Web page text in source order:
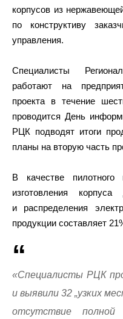
корпусов из
по конструктиву
управления.
Специалисты
работают на
проекта в течение
проводится День
РЦК подводят итоги
планы на вторую часть
В качестве
изготовления
и распределения
продукции составляет
«Специалисты РЦК
и выявили 32 „узких
отсутствие